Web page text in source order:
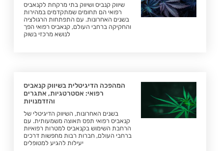
שיווק קנביס ושיווק בתי מרקחת לקנאביס
רפואי הם תחומים שמתקדמים במהירות
בשנים האחרונות. עם התפתחות הרגולציה
והחקיקה ברחבי העולם, קנאביס רפואי הפך
לנושא מרכזי בשוק
המהפכה הדיגיטלית בשיווק קנאביס
רפואי: אסטרטגיות, אתגרים
והזדמנויות
בשנים האחרונות, השיווק הדיגיטלי של
קנאביס רפואי תפס תאוצה משמעותית. עם
הרחבת השימוש בקנאביס למטרות רפואיות
ברחבי העולם, חברות רבות מחפשות דרכים
יעילות להגיע למטופלים